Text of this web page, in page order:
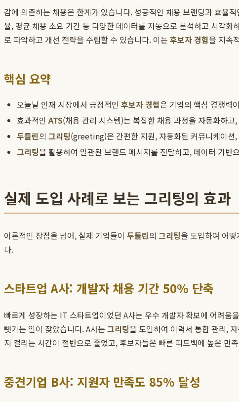
감에 의존하는 채용은 한계가 있습니다. 성공적인 채용 브랜딩과 효율
율, 평균 채용 소요 기간 등 다양한 데이터를 자동으로 분석하고 시각
로 파악하고 개선 전략을 수립할 수 있습니다. 이는 후보자 경험을 지속
핵심 요약
오늘날 인재 시장에서 긍정적인 후보자 경험은 기업의 핵심 경쟁력
효과적인ATS(채용 관리 시스템)는 복잡한 채용 과정을 자동화하
두들린의 그리팅(greeting)은 간편한 지원, 자동화된 커뮤니케이션
그리팅을 활용하여 일관된 브랜드 메시지를 전달하고, 데이터 기
실제 도입 사례로 보는 그리팅의 효과
이론적인 장점을 넘어, 실제 기업들이 두들린의 그리팅을 도입하여 어
다.
스타트업 A사: 개발자 채용 기간 50% 단축
빠르게 성장하는 IT 스타트업이었던 A사는 우수 개발자 확보에 어려
뺏기는 일이 잦았습니다. A사는 그리팅을 도입하여 이력서 통합 관리,
지 걸리는 시간이 절반으로 줄었고, 후보자들은 빠른 피드백에 높은 만
중견기업 B사: 지원자 만족도 85% 달성